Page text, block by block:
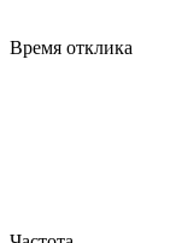
Время отклика